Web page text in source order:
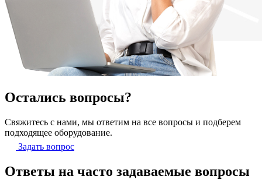
Остались вопросы?
Свяжитесь с нами, мы ответим на все вопросы и подберем
подходящее оборудование.
Задать вопрос
Ответы на часто задаваемые вопросы